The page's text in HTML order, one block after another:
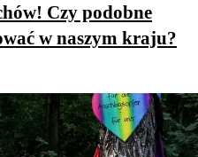
Czy podobne
w naszym kraju?